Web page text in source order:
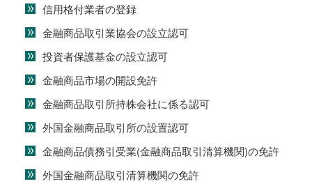
信用格付業者の登録
金融商品取引業協会の設立認可
投資者保護基金の設立認可
金融商品市場の開設免許
金融商品取引所持株会社に係る認可
外国金融商品取引所の設置認可
金融商品債務引受業(金融商品取引清算機関)の免許
外国金融商品取引清算機関の免許